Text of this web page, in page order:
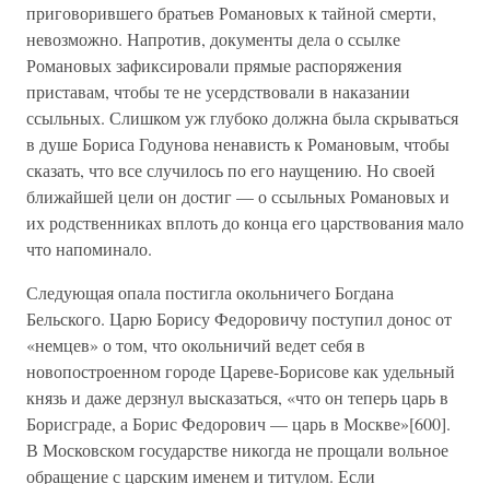
приговорившего братьев Романовых к тайной смерти,
невозможно. Напротив, документы дела о ссылке
Романовых зафиксировали прямые распоряжения
приставам, чтобы те не усердствовали в наказании
ссыльных. Слишком уж глубоко должна была скрываться
в душе Бориса Годунова ненависть к Романовым, чтобы
сказать, что все случилось по его наущению. Но своей
ближайшей цели он достиг — о ссыльных Романовых и
их родственниках вплоть до конца его царствования мало
что напоминало.
Следующая опала постигла окольничего Богдана
Бельского. Царю Борису Федоровичу поступил донос от
«немцев» о том, что окольничий ведет себя в
новопостроенном городе Цареве-Борисове как удельный
князь и даже дерзнул высказаться, «что он теперь царь в
Борисграде, а Борис Федорович — царь в Москве»[600].
В Московском государстве никогда не прощали вольное
обращение с царским именем и титулом. Если